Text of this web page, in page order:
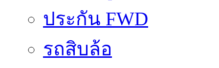
ประกัน FWD
รถสิบล้อ